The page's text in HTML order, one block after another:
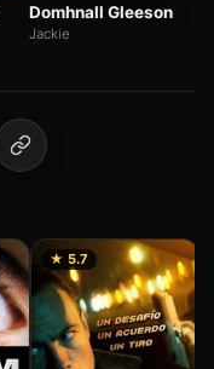
Domhnall Gleeson
Jackie
★ 5.7